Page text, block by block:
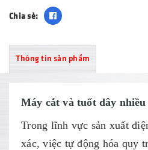
Chia sẻ:
Thông tin sản phẩm
Máy cắt và tuốt dây
Trong lĩnh vực sản xuất
xác, việc tự động hóa quy